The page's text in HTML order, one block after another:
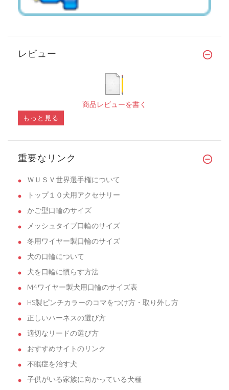
レビュー
商品レビューを書く
もっと見る
重要なリンク
ＷＵＳＶ世界選手権について
トップ１０犬用アクセサリー
かご型口輪のサイズ
メッシュタイプ口輪のサイズ
冬用ワイヤー製口輪のサイズ
犬の口輪について
犬を口輪に慣らす方法
M4ワイヤー製犬用口輪のサイズ表
HS製ピンチカラーのコマをつけ方・取り外し方
正しいハーネスの選び方
適切なリードの選び方
おすすめサイトのリンク
不眠症を治す犬
子供がいる家族に向かっている犬種